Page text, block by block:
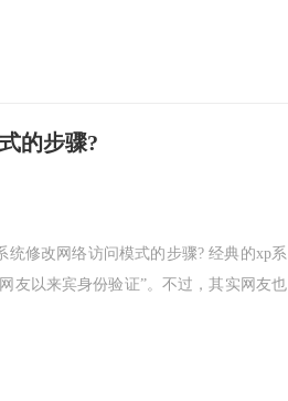
的步骤?
修改网络访问模式的步骤? 经典的xp系
友以来宾身份验证”。不过，其实网友也